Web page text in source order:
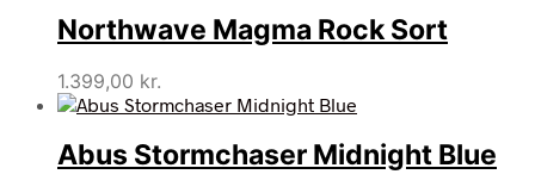
var:
3.499,00 kr..
er:
2.599,00 kr..
Northwave Magma Rock Sort
1.399,00 kr.
Abus Stormchaser Midnight Blue